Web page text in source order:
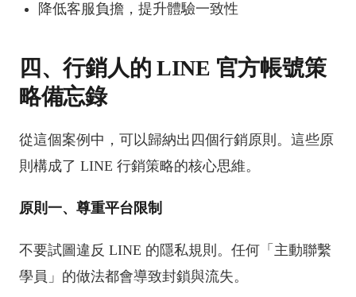
降低客服負擔，提升體驗一致性
四、行銷人的 LINE 官方帳號策
略備忘錄
從這個案例中，可以歸納出四個行銷原則。這些原
則構成了 LINE 行銷策略的核心思維。
原則一、尊重平台限制
不要試圖違反 LINE 的隱私規則。任何「主動聯繫
學員」的做法都會導致封鎖與流失。